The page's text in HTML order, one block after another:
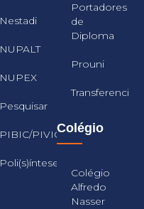
Portadores
de
Diploma
Prouni
Transferencia
Colégio
Colégio
Alfredo
Nasser
Nestadi
NUPALT
NUPEX
Pesquisar
PIBIC/PIVIC
Poli(s)íntese